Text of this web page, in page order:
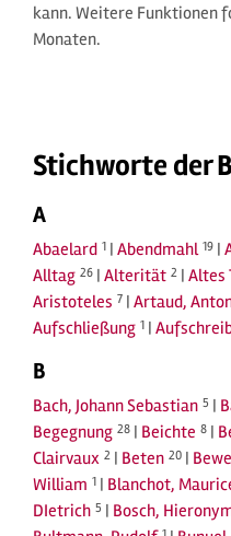
kann. Weitere Funktionen
Monaten.
Stichworte der
A
Abaelard 1 | Abendmahl 19 |
Alltag 26 | Alterität 2 | Altes
Aristoteles 7 | Artaud,
Aufschließung 1 |
B
Bach, Johann Sebastian 5 |
Begegnung 28 | Beichte 8 |
Clairvaux 2 | Beten 20 |
William 1 | Blanchot,
DIetrich 5 | Bosch,